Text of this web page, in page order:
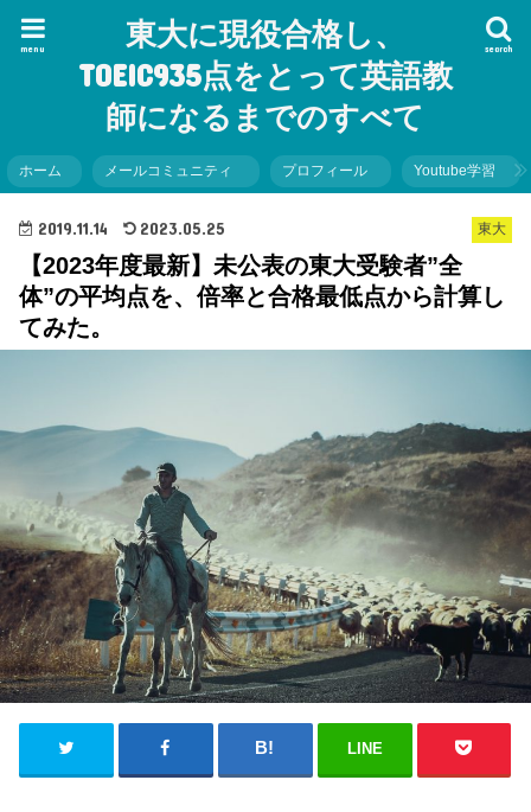
東大に現役合格し、
TOEIC935点をとって英語教
師になるまでのすべて
search
menu
ホーム メールコミュニティ プロフィール Youtube学習
東大
2019.11.14 2023.05.25
【2023年度最新】未公表の東大受験者”全
体”の平均点を、倍率と合格最低点から計算し
てみた。
LINE